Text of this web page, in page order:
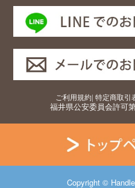
ご利用規約| 特定商取引
福井県公安委員会許可
Copyright ©